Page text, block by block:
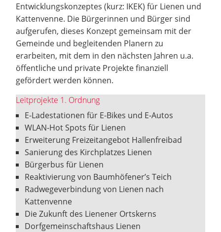
Entwicklungskonzeptes (kurz: IKEK) für Lienen und
Kattenvenne. Die Bürgerinnen und Bürger sind
aufgerufen, dieses Konzept gemeinsam mit der
Gemeinde und begleitenden Planern zu
erarbeiten, mit dem in den nächsten Jahren u.a.
öffentliche und private Projekte finanziell
gefördert werden können.
Leitprojekte 1. Ordnung
E-Ladestationen für E-Bikes und E-Autos
WLAN-Hot Spots für Lienen
Erweiterung Freizeitangebot Hallenfreibad
Sanierung des Kirchplatzes Lienen
Bürgerbus für Lienen
Reaktivierung von Baumhöfener’s Teich
Radwegeverbindung von Lienen nach
Kattenvenne
Die Zukunft des Lienener Ortskerns
Dorfgemeinschaftshaus Lienen